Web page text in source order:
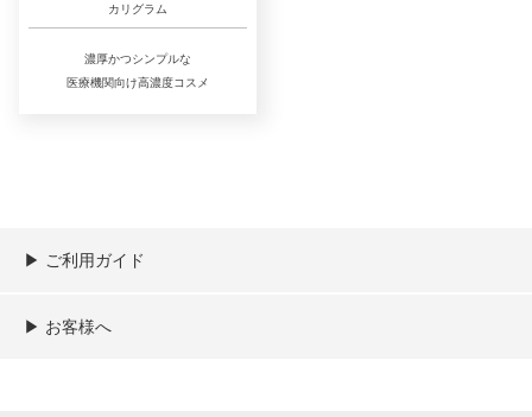
カリグラム
濃厚かつシンプルな
医療機関向け高濃度コスメ
▶︎ ご利用ガイド
ご利用ガイド
決済／配送／送料について
取り扱い商品一覧
顧客情報の取扱について
特定商取引法の表記
▶︎ お客様へ